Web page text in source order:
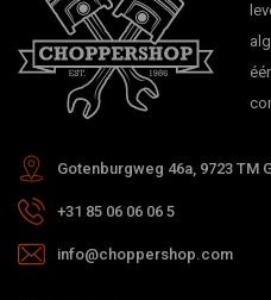
Gotenburgweg 46a, 9723 TM
+31 85 06 06 06 5
info@choppershop.com